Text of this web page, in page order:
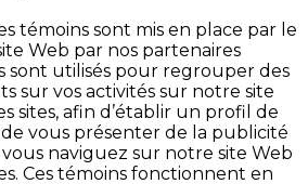
témoins sont mis en place par le
Web par nos partenaires
sont utilisés pour regrouper des
sur vos activités sur notre site
sites, afin d’établir un profil de
vous présenter de la publicité
naviguez sur notre site Web
Ces témoins fonctionnent en